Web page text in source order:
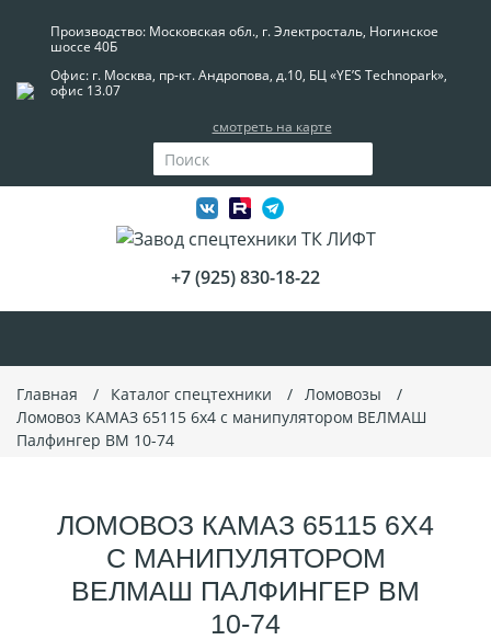
Производство: Московская обл., г. Электросталь, Ногинское
шоссе 40Б
Офис: г. Москва, пр-кт. Андропова, д.10, БЦ «YE’S Technopark»,
офис 13.07
смотреть на карте
+7 (925) 830-18-22
Главная Каталог спецтехники
Ломовозы
Ломовоз КАМАЗ 65115 6x4 с манипулятором ВЕЛМАШ
Палфингер ВМ 10-74
ЛОМОВОЗ КАМАЗ 65115 6X4
С МАНИПУЛЯТОРОМ
ВЕЛМАШ ПАЛФИНГЕР ВМ
10-74